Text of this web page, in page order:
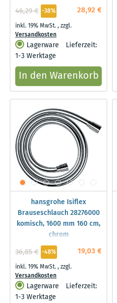
28,92 €
46,29 € -38%
inkl. 19% MwSt.,zzgl.
Versandkosten
Lagerware
Lieferzeit:
1-3 Werktage
In den Warenkorb
hansgrohe Isiflex
Brauseschlauch 28276000
komisch, 1600 mm 160 cm,
chrom
19,03 €
36,85 € -48%
inkl. 19% MwSt.,zzgl.
Versandkosten
Lagerware
Lieferzeit:
1-3 Werktage